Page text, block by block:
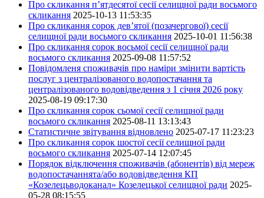
Про скликання п’ятдесятої сесії селищної ради восьмого
скликання 2025-10-13 11:53:35
Про скликання сорок дев’ятої (позачергової) сесії
селищної ради восьмого скликання 2025-10-01 11:56:38
Про скликання сорок восьмої сесії селищної ради
восьмого скликання 2025-09-08 11:57:52
Повідомленя споживачів про наміри змінити вартість
послуг з централізованого водопостачання та
централізованого водовідведення з 1 січня 2026 року
2025-08-19 09:17:30
Про скликання сорок сьомої сесії селищної ради
восьмого скликання 2025-08-11 13:13:43
Статистичне звітування відновлено 2025-07-17 11:23:23
Про скликання сорок шостої сесії селищної ради
восьмого скликання 2025-07-14 12:07:45
Порядок відключення споживачів (абонентів) від мереж
водопостачаннята/або водовідведення КП
«Козелецьводоканал» Козелецької селищної ради 2025-
05-28 08:15:55